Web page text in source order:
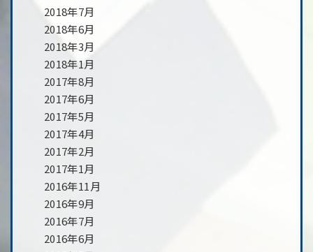
2018年7月
2018年6月
2018年3月
2018年1月
2017年8月
2017年6月
2017年5月
2017年4月
2017年2月
2017年1月
2016年11月
2016年9月
2016年7月
2016年6月